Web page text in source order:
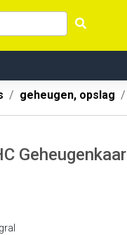
geheugen, opslag